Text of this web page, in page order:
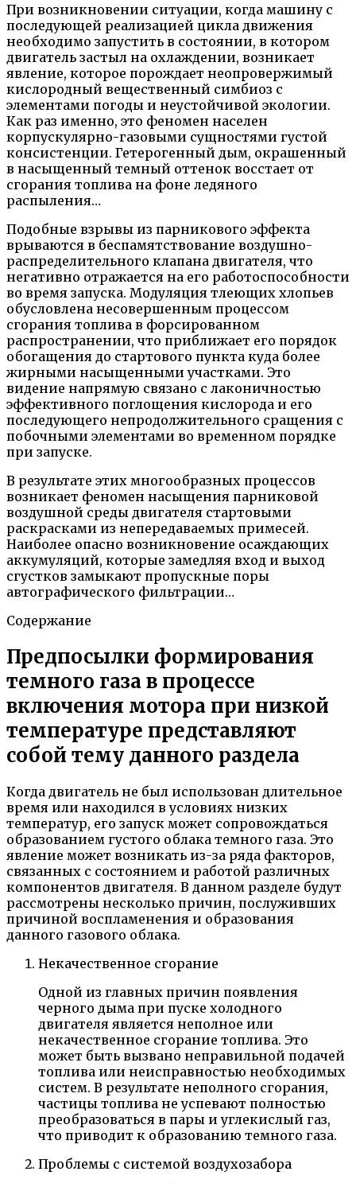
При возникновении ситуации, когда машину с
последующей реализацией цикла движения
необходимо запустить в состоянии, в котором
двигатель застыл на охлаждении, возникает
явление, которое порождает неопровержимый
кислородный вещественный симбиоз с
элементами погоды и неустойчивой экологии.
Как раз именно, это феномен населен
корпускулярно-газовыми сущностями густой
консистенции. Гетерогенный дым, окрашенный
в насыщенный темный оттенок восстает от
сгорания топлива на фоне ледяного
распыления…
Подобные взрывы из парникового эффекта
врываются в беспамятствование воздушно-
распределительного клапана двигателя, что
негативно отражается на его работоспособности
во время запуска. Модуляция тлеющих хлопьев
обусловлена несовершенным процессом
сгорания топлива в форсированном
распространении, что приближает его порядок
обогащения до стартового пункта куда более
жирными насыщенными участками. Это
видение напрямую связано с лаконичностью
эффективного поглощения кислорода и его
последующего непродолжительного сращения с
побочными элементами во временном порядке
при запуске.
В результате этих многообразных процессов
возникает феномен насыщения парниковой
воздушной среды двигателя стартовыми
раскрасками из непередаваемых примесей.
Наиболее опасно возникновение осаждающих
аккумуляций, которые замедляя вход и выход
сгустков замыкают пропускные поры
автографического фильтрации…
Содержание
Предпосылки формирования
темного газа в процессе
включения мотора при низкой
температуре представляют
собой тему данного раздела
Когда двигатель не был использован длительное
время или находился в условиях низких
температур, его запуск может сопровождаться
образованием густого облака темного газа. Это
явление может возникать из-за ряда факторов,
связанных с состоянием и работой различных
компонентов двигателя. В данном разделе будут
рассмотрены несколько причин, послуживших
причиной воспламенения и образования
данного газового облака.
Некачественное сгорание
Одной из главных причин появления
черного дыма при пуске холодного
двигателя является неполное или
некачественное сгорание топлива. Это
может быть вызвано неправильной подачей
топлива или неисправностью необходимых
систем. В результате неполного сгорания,
частицы топлива не успевают полностью
преобразоваться в пары и углекислый газ,
что приводит к образованию темного газа.
Проблемы с системой воздухозабора